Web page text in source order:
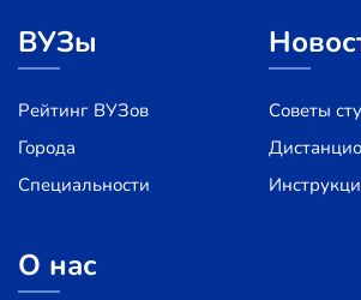
ВУЗы
Рейтинг ВУЗов
Города
Специальности
Советы
О нас